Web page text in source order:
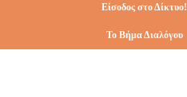
Είσοδος στο Δίκτυο!
Το Βήμα Διαλόγου